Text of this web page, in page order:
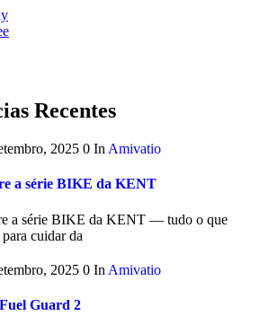
Recentes
2025 0 In Amivatio
a série BIKE da KENT
a série BIKE da KENT — tudo o que
cuidar da
2025 0 In Amivatio
Guard 2